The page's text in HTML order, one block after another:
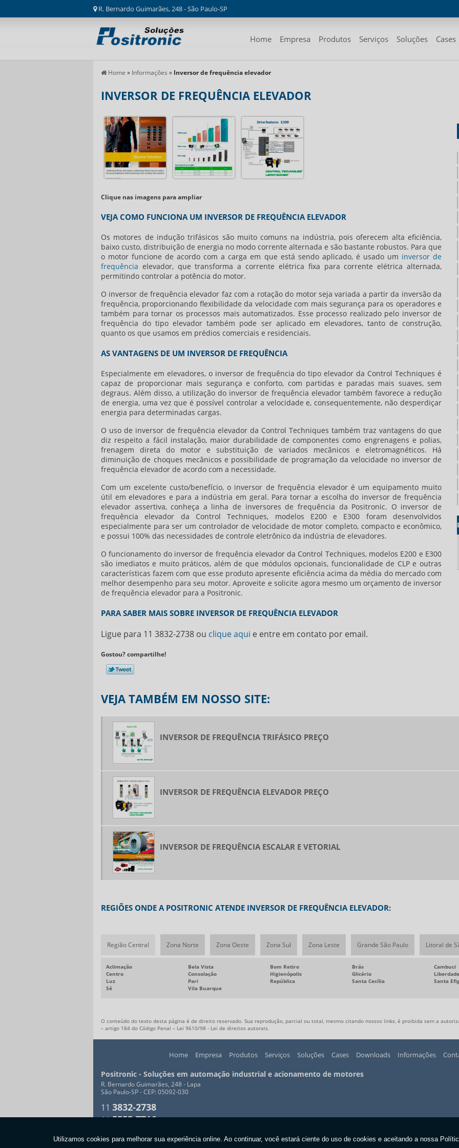
R. Bernardo Guimarães, 248 - São Paulo-SP
Home Empresa Produtos Serviços Soluções Cases
Home » Informações » Inversor de frequência elevador
INVERSOR DE FREQUÊNCIA ELEVADOR
Clique nas imagens para ampliar
VEJA COMO FUNCIONA UM INVERSOR DE FREQUÊNCIA ELEVADOR
Os motores de indução trifásicos são muito comuns na indústria, pois oferecem alta eficiência,
baixo custo, distribuição de energia no modo corrente alternada e são bastante robustos. Para que
o motor funcione de acordo com a carga em que está sendo aplicado, é usado um inversor de
frequência elevador, que transforma a corrente elétrica fixa para corrente elétrica alternada,
permitindo controlar a potência do motor.
O inversor de frequência elevador faz com a rotação do motor seja variada a partir da inversão da
frequência, proporcionando flexibilidade da velocidade com mais segurança para os operadores e
também para tornar os processos mais automatizados. Esse processo realizado pelo inversor de
frequência do tipo elevador também pode ser aplicado em elevadores, tanto de construção,
quanto os que usamos em prédios comerciais e residenciais.
AS VANTAGENS DE UM INVERSOR DE FREQUÊNCIA
Especialmente em elevadores, o inversor de frequência do tipo elevador da Control Techniques é
capaz de proporcionar mais segurança e conforto, com partidas e paradas mais suaves, sem
degraus. Além disso, a utilização do inversor de frequência elevadortambém favorece a redução
de energia, uma vez que é possível controlar a velocidade e, consequentemente, não desperdiçar
energia para determinadas cargas.
O uso de inversor de frequência elevadorda Control Techniques também traz vantagens do que
diz respeito a fácil instalação, maior durabilidade de componentes como engrenagens e polias,
frenagem direta do motor e substituição de variados mecânicos e eletromagnéticos. Há
diminuição de choques mecânicos e possibilidade de programação da velocidade no inversor de
frequência elevador de acordo com a necessidade.
Com um excelente custo/benefício, o inversor de frequência elevadoré um equipamento muito
útil em elevadores e para a indústria em geral. Para tornar a escolha do inversor de frequência
elevador assertiva, conheça a linha de inversores de frequência da Positronic. O inversor de
frequência elevador da Control Techniques, modelos E200 e E300 foram desenvolvidos
especialmente para ser um controlador de velocidade de motor completo, compacto e econômico,
e possui 100% das necessidades de controle eletrônico da indústria de elevadores.
O funcionamento do inversor de frequência elevadorda Control Techniques, modelos E200 e E300
são imediatos e muito práticos, além de que módulos opcionais, funcionalidade de CLP e outras
características fazem com que esse produto apresente eficiência acima da média do mercado com
melhor desempenho para seu motor. Aproveite e solicite agora mesmo um orçamento de inversor
de frequência elevador para a Positronic.
PARA SABER MAIS SOBRE INVERSOR DE FREQUÊNCIA ELEVADOR
Ligue para 11 3832-2738 ou clique aqui e entre em contato por email.
Gostou? compartilhe!
VEJA TAMBÉM EM NOSSO SITE:
INVERSOR DE FREQUÊNCIA TRIFÁSICO PREÇO
INVERSOR DE FREQUÊNCIA ELEVADOR PREÇO
INVERSOR DE FREQUÊNCIA ESCALAR E VETORIAL
REGIÕES ONDE A POSITRONIC ATENDE INVERSOR DE FREQUÊNCIA ELEVADOR:
Região Central Zona Norte Zona Oeste Zona Sul Zona Leste Grande São Paulo Litoral de
Aclimação Bela Vista Bom Retiro Brás
Cambuci
Centro
Consolação Higienópolis Glicério
Liberdade
Luz
Pari República Santa Cecília
Santa
Sé
Vila Buarque
O conteúdo do texto desta página é de direito reservado. Sua reprodução, parcial ou total, mesmo citando nossos links, é proibida sem a
– artigo 184 do Código Penal – Lei 9610/98 - Lei de direitos autorais.
Home Empresa Produtos Serviços Soluções Cases Downloads Informações
Positronic - Soluções em automação industrial e acionamento de motores
R. Bernardo Guimarães, 248 - Lapa
São Paulo-SP - CEP: 05092-030
11 3832-2738
115555-7716
Copyright © Positronic. (Lei 9610 de 19/02/1998)